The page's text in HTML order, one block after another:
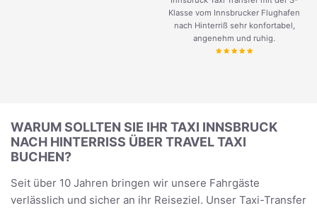
Klasse vom Innsbrucker Flughafen
nach Hinterriß sehr konfortabel,
angenehm und ruhig.
WARUM SOLLTEN SIE IHR TAXI INNSBRUCK
NACH HINTERRISS ÜBER TRAVEL TAXI B
UCHEN?
Seit über 10 Jahren bringen wir unsere Fahrgäste
verlässlich und sicher an ihr Reiseziel. Unser Taxi-Transfer